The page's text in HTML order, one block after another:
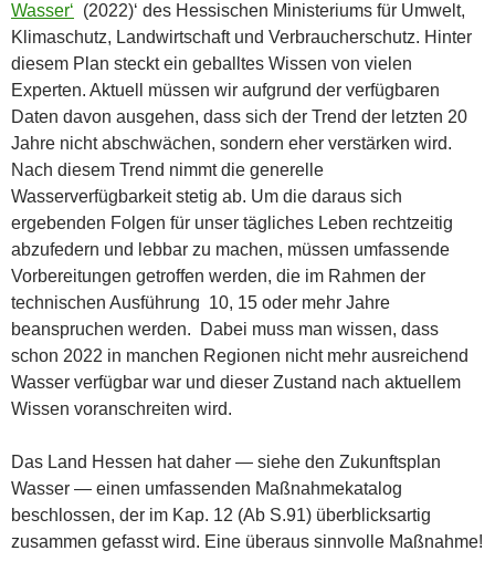
Wasser‘ (2022)‘ des Hessischen Ministeriums für Umwelt,
Klimaschutz, Landwirtschaft und Verbraucherschutz. Hinter
diesem Plan steckt ein geballtes Wissen von vielen
Experten. Aktuell müssen wir aufgrund der verfügbaren
Daten davon ausgehen, dass sich der Trend der letzten 20
Jahre nicht abschwächen, sondern eher verstärken wird.
Nach diesem Trend nimmt die generelle
Wasserverfügbarkeit stetig ab. Um die daraus sich
ergebenden Folgen für unser tägliches Leben rechtzeitig
abzufedern und lebbar zu machen, müssen umfassende
Vorbereitungen getroffen werden, die im Rahmen der
technischen Ausführung 10, 15 oder mehr Jahre
beanspruchen werden. Dabei muss man wissen, dass
schon 2022 in manchen Regionen nicht mehr ausreichend
Wasser verfügbar war und dieser Zustand nach aktuellem
Wissen voranschreiten wird.
Das Land Hessen hat daher — siehe den Zukunftsplan
Wasser — einen umfassenden Maßnahmekatalog
beschlossen, der im Kap. 12 (Ab S.91) überblicksartig
zusammen gefasst wird. Eine überaus sinnvolle Maßnahme!